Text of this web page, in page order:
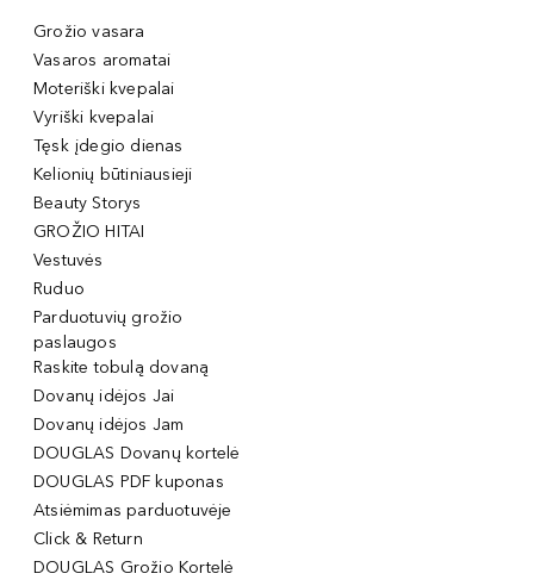
Grožio vasara
Vasaros aromatai
Moteriški kvepalai
Vyriški kvepalai
Tęsk įdegio dienas
Kelionių būtiniausieji
Beauty Storys
GROŽIO HITAI
Vestuvės
Ruduo
Parduotuvių grožio
paslaugos
Raskite tobulą dovaną
Dovanų idėjos Jai
Dovanų idėjos Jam
DOUGLAS Dovanų kortelė
DOUGLAS PDF kuponas
Atsiėmimas parduotuvėje
Click & Return
DOUGLAS Grožio Kortelė